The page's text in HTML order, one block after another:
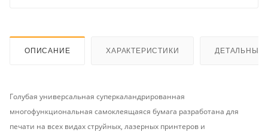
ОПИСАНИЕ ХАРАКТЕРИСТИКИ ДЕТАЛЬНЫЕ
Голубая универсальная суперкаландрированная
многофункциональная самоклеящаяся бумага разработана для
печати на всех видах струйных, лазерных принтеров и